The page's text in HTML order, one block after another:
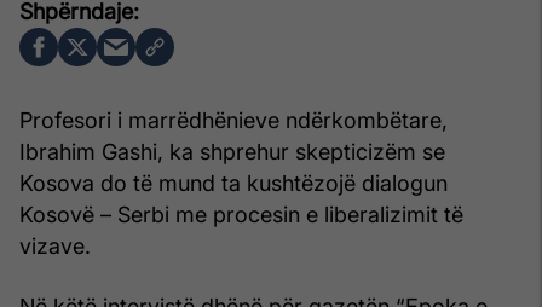
Profesori i marrëdhënieve ndërkombëtare,
Ibrahim Gashi, ka shprehur skepticizëm se
Kosova do të mund ta kushtëzojë dialogun
Kosovë – Serbi me procesin e liberalizimit të
vizave.